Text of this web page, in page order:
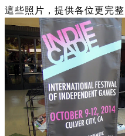
這些照片，提供各位更完